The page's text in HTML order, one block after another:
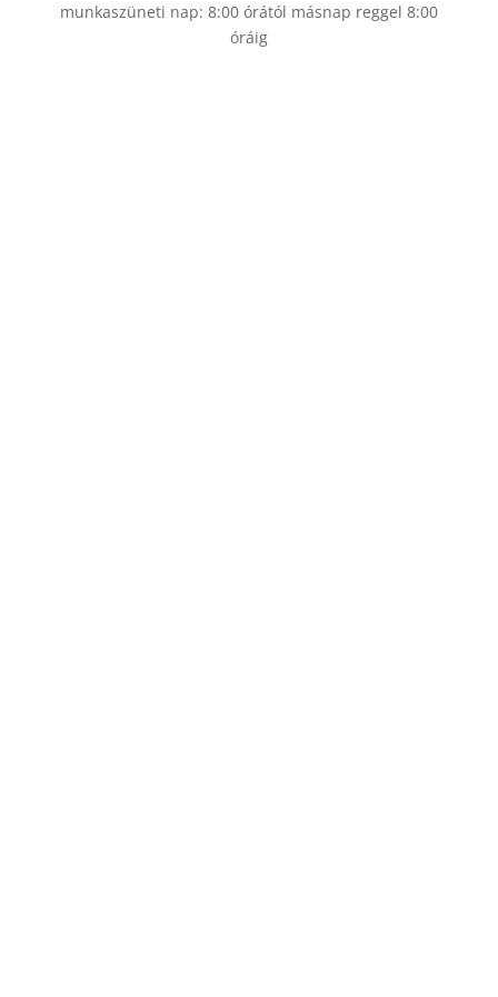
munkaszüneti nap: 8:00 órától másnap reggel 8:00
óráig